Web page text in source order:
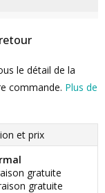
le détail de la
commande. Plus de
et prix
gratuite
gratuite